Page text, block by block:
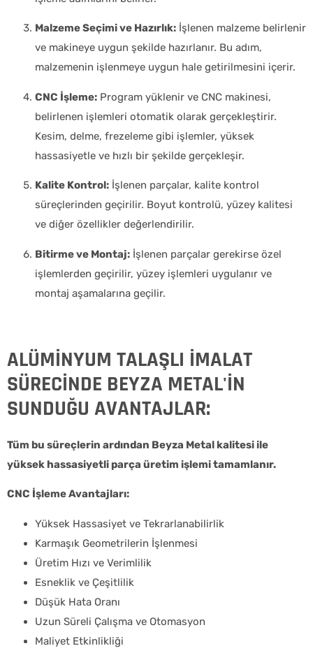
Malzeme Seçimi ve Hazırlık: İşlenen malzeme belirlenir
ve makineye uygun şekilde hazırlanır. Bu adım,
malzemenin işlenmeye uygun hale getirilmesini içerir.
CNC İşleme: Program yüklenir ve CNC makinesi,
belirlenen işlemleri otomatik olarak gerçekleştirir.
Kesim, delme, frezeleme gibi işlemler, yüksek
hassasiyetle ve hızlı bir şekilde gerçekleşir.
Kalite Kontrol: İşlenen parçalar, kalite kontrol
süreçlerinden geçirilir. Boyut kontrolü, yüzey kalitesi
ve diğer özellikler değerlendirilir.
Bitirme ve Montaj: İşlenen parçalar gerekirse özel
işlemlerden geçirilir, yüzey işlemleri uygulanır ve
montaj aşamalarına geçilir.
ALÜMİNYUM TALAŞLI İMALAT
SÜRECİNDE BEYZA METAL'İN
SUNDUĞU AVANTAJLAR:
Tüm bu süreçlerin ardından Beyza Metal kalitesi ile
yüksek hassasiyetli parça üretim işlemi tamamlanır.
CNC İşleme Avantajları:
Yüksek Hassasiyet ve Tekrarlanabilirlik
Karmaşık Geometrilerin İşlenmesi
Üretim Hızı ve Verimlilik
Esneklik ve Çeşitlilik
Düşük Hata Oranı
Uzun Süreli Çalışma ve Otomasyon
Maliyet Etkinlikliği